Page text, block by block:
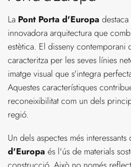
La Pont Porta d'Europa
innovadora arquitectura que
estètica. El disseny contemporani
caracteritza per les seves línies
imatge visual que s'integra
Aquestes característiques
reconeixibilitat com un dels
regió.
Un dels aspectes més interessants
d'Europa és l'ús de materials